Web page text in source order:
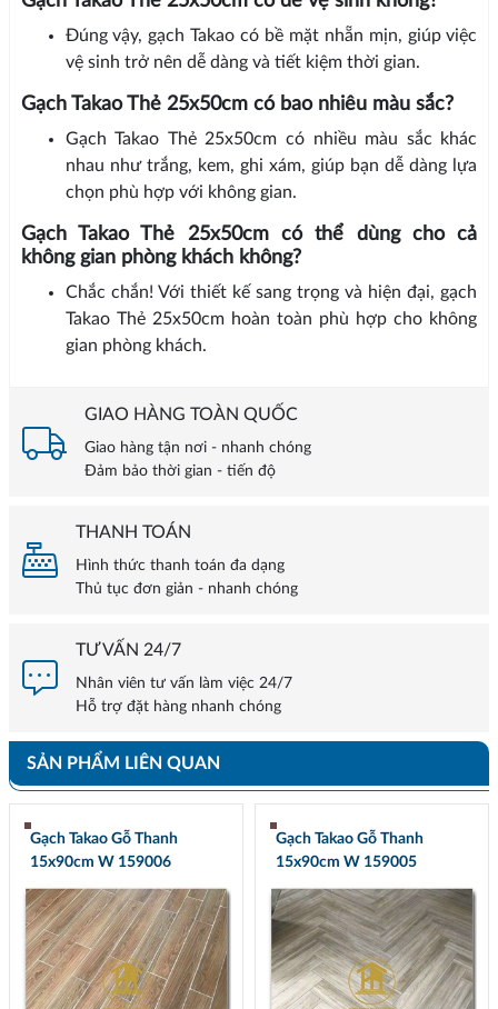
Đúng vậy, gạch Takao có bề mặt nhẵn mịn, giúp việc
vệ sinh trở nên dễ dàng và tiết kiệm thời gian.
Gạch Takao Thẻ 25x50cm có bao nhiêu màu sắc?
Gạch Takao Thẻ 25x50cm có nhiều màu sắc khác
nhau như trắng, kem, ghi xám, giúp bạn dễ dàng lựa
chọn phù hợp với không gian.
Gạch Takao Thẻ 25x50cm có thể dùng cho cả
không gian phòng khách không?
Chắc chắn! Với thiết kế sang trọng và hiện đại, gạch
Takao Thẻ 25x50cm hoàn toàn phù hợp cho không
gian phòng khách.
GIAO HÀNG TOÀN QUỐC
Giao hàng tận nơi - nhanh chóng
Đảm bảo thời gian - tiến độ
THANH TOÁN
Hình thức thanh toán đa dạng
Thủ tục đơn giản - nhanh chóng
TƯ VẤN 24/7
Nhân viên tư vấn làm việc 24/7
Hỗ trợ đặt hàng nhanh chóng
SẢN PHẨM LIÊN QUAN
Gạch Takao Gỗ Thanh
15x90cm W 159006
Gạch Takao Gỗ Thanh
15x90cm W 159005